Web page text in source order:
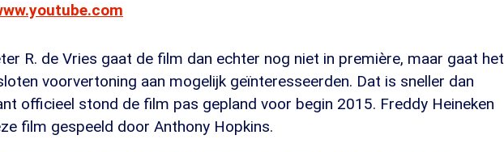
R. de Vries gaat de film dan echter nog niet in première, maar gaat het
voorvertoning aan mogelijk geïnteresseerden. Dat is sneller dan
officieel stond de film pas gepland voor begin 2015. Freddy Heineken
film gespeeld door Anthony Hopkins.